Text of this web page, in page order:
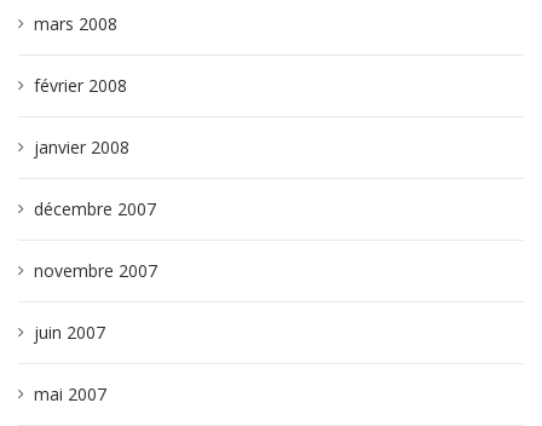
mars 2008
février 2008
janvier 2008
décembre 2007
novembre 2007
juin 2007
mai 2007